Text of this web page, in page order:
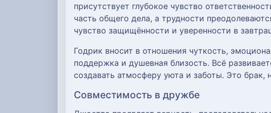
присутствует глубокое чувство
часть общего дела, а трудности
чувство защищённости и уверенности в
Годрик вносит в отношения чуткость,
поддержка и душевная близость. Всё
создавать атмосферу уюта и заботы. Это
Совместимость в дружбе